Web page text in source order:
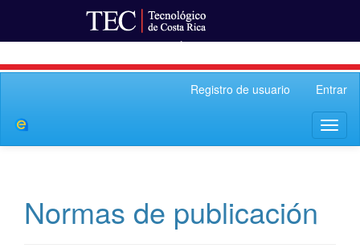
Barra
Registro de usuario Entrar
Normas de publicación